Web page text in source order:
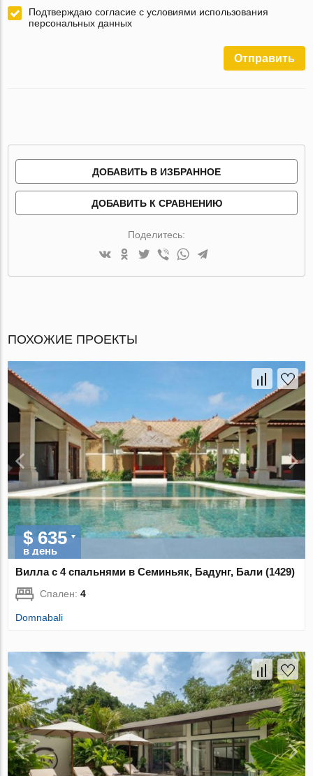
Подтверждаю согласие с условиями использования
персональных данных
Отправить
ДОБАВИТЬ В ИЗБРАННОЕ
ДОБАВИТЬ К СРАВНЕНИЮ
Поделитесь:
ПОХОЖИЕ ПРОЕКТЫ
$ 635
в день
Вилла с 4 спальнями в Семиньяк, Бадунг, Бали (1429)
Спален:4
Domnabali